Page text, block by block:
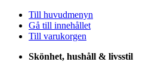
Till huvudmenyn
Gå till innehållet
Till varukorgen
Skönhet, hushåll & livsstil